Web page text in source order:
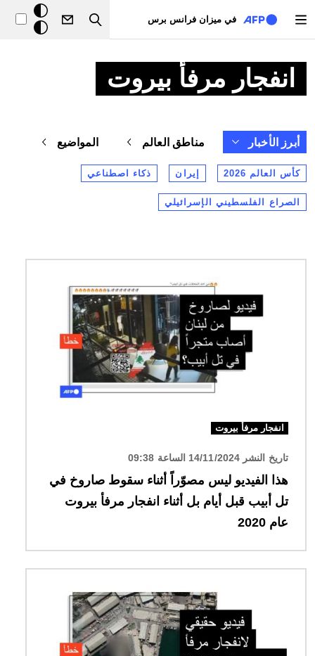
في ميزان فرانس برس
Search
خلفيّة
داكنة
انفجار مرفأ بيروت
أبرز الأخبار مناطق العالم المواضيع
كأس العالم 2026 إيران ذكاء اصطناعي
الصراع الفلسطيني الإسرائيلي
انفجار مرفأ بيروت
تاريخ النشر 14/11/2024 الساعة 09:38
هذا الفيديو ليس مصوّراً أثناء سقوط صاروخ في
تل أبيب قبل أيام بل أثناء انفجار مرفأ بيروت
عام 2020